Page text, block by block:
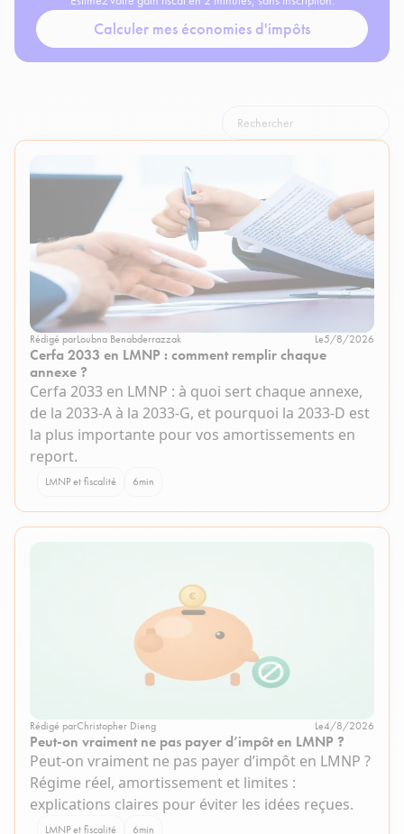
Calculer mes économies d'impôts
Rédigé parLoubna Benabderrazzak Le5/8/2026
Cerfa 2033 en LMNP : comment remplir chaque
annexe ?
Cerfa 2033 en LMNP : à quoi sert chaque annexe,
de la 2033-A à la 2033-G, et pourquoi la 2033-D est
la plus importante pour vos amortissements en
report.
LMNP et fiscalité 6min
Rédigé parChristopher Dieng Le4/8/2026
Peut-on vraiment ne pas payer d’impôt en LMNP ?
Peut-on vraiment ne pas payer d’impôt en LMNP ?
Régime réel, amortissement et limites :
explications claires pour éviter les idées reçues.
LMNP et fiscalité 6min